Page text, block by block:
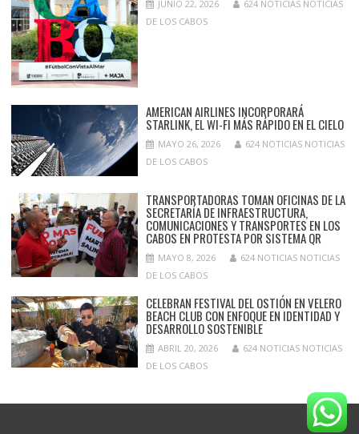
JUNIO 22, 2026
624 NOTICIAS NOTICIAS
DE LOS CABOS
AMERICAN AIRLINES INCORPORARÁ
STARLINK, EL WI-FI MÁS RÁPIDO EN EL CIELO
MAYO 26, 2026
624 NOTICIAS NOTICIAS
DE LOS CABOS
TRANSPORTADORAS TOMAN OFICINAS DE LA
SECRETARÍA DE INFRAESTRUCTURA,
COMUNICACIONES Y TRANSPORTES EN LOS
CABOS EN PROTESTA POR SISTEMA QR
MAYO 8, 2026
624 NOTICIAS NOTICIAS
DE LOS CABOS
CELEBRAN FESTIVAL DEL OSTIÓN EN VELERO
BEACH CLUB CON ENFOQUE EN IDENTIDAD Y
DESARROLLO SOSTENIBLE
ABRIL 20, 2026
624 NOTICIAS NOTICIAS
DE LOS CABOS